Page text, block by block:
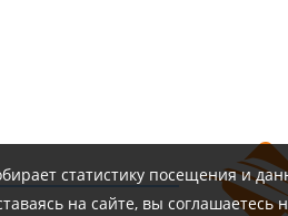
статистику посещения и
на сайте, вы соглашаетесь